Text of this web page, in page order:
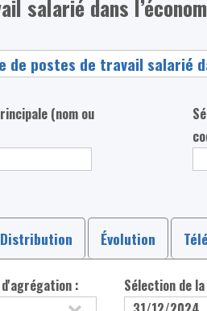
salarié dans
(nom ou
Distribution Évolution
: Sélection de